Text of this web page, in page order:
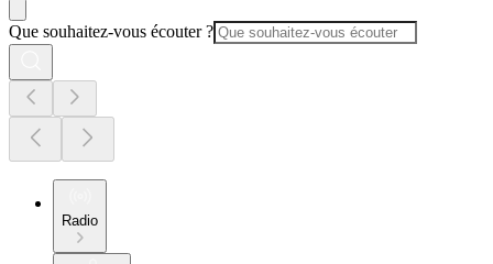
Que souhaitez-vous écouter ?
Radio